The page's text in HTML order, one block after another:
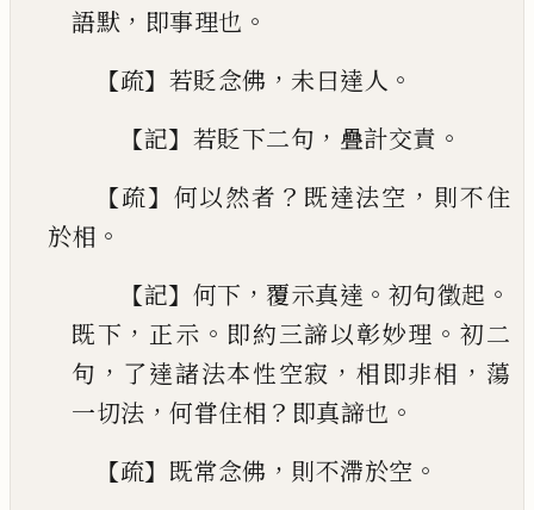
語默 ， 即事理也 。
【疏】 若貶念佛 ， 未曰達人 。
【記】 若貶下二句 ， 疊計交責 。
【疏】 何以然者 ？ 既達法空 ， 則不住
於相 。
【記】 何下 ， 覆示真達 。 初句徵起 。
既下 ， 正示 。 即約三諦以彰妙理 。 初二
句 ， 了達諸法本性空寂 ， 相即非相 ， 蕩
一切法 ， 何甞住相 ？ 即真諦也 。
【疏】 既常念佛 ， 則不滯於空 。